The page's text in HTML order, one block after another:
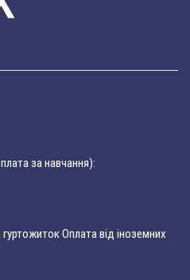
за навчання):
Оплата від іноземних